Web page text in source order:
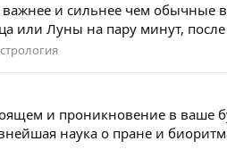
и сильнее чем обычные
Луны на пару минут,
и проникновение в ваше
наука о пране и